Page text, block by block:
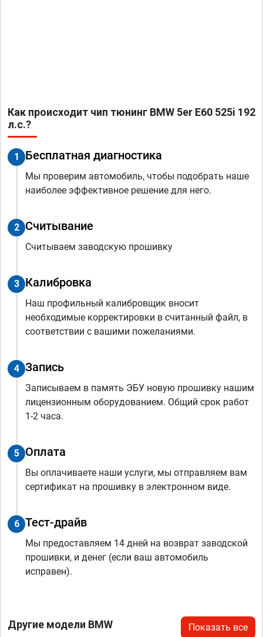
Как происходит чип тюнинг BMW 5er E60 525i 192
л.с.?
1 Бесплатная диагностика
Мы проверим автомобиль, чтобы подобрать наше
наиболее эффективное решение для него.
2 Считывание
Считываем заводскую прошивку
3 Калибровка
Наш профильный калибровщик вносит
необходимые корректировки в считанный файл, в
соответствии с вашими пожеланиями.
4 Запись
Записываем в память ЭБУ новую прошивку нашим
лицензионным оборудованием. Общий срок работ
1-2 часа.
5 Оплата
Вы оплачиваете наши услуги, мы отправляем вам
сертификат на прошивку в электронном виде.
6 Тест-драйв
Мы предоставляем 14 дней на возврат заводской
прошивки, и денег (если ваш автомобиль
исправен).
Другие модели BMW Показать все